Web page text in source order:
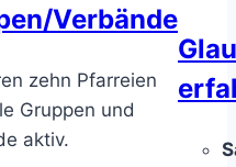
Verbände
zehn Pfarreien
Gruppen und
aktiv.